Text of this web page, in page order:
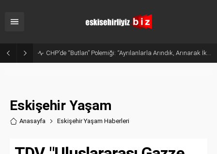
CHP’de “Butlan” Polemiği: “Ayrılanlarla Arındık, Arınarak İktidar Olacağız”
Eskişehir Yaşam
Anasayfa Eskişehir Yaşam Haberleri